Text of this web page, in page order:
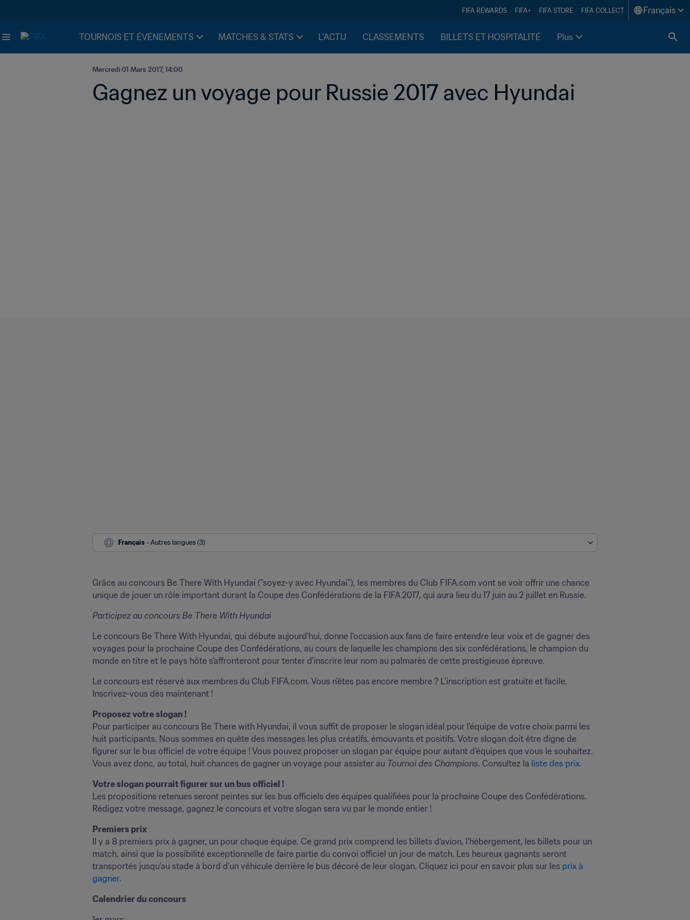
FIFA REWARDS FIFA+ FIFA STORE FIFA COLLECT Français
TOURNOIS ET ÉVÉNEMENTS MATCHES & STATS L'ACTU CLASSEMENTS BILLETS ET HOSPITALITÉ Plus
Mercredi 01 Mars 2017, 14:00
Gagnez un voyage pour Russie 2017 avec Hyundai
Français - Autres langues (3)
Grâce au concours Be There With Hyundai ("soyez-y avec Hyundai"), les membres du Club FIFA.com vont se voir offrir une chance
unique de jouer un rôle important durant la Coupe des Confédérations de la FIFA 2017, qui aura lieu du 17 juin au 2 juillet en Russie.
Participez au concours Be There With Hyundai
Le concours Be There With Hyundai, qui débute aujourd'hui, donne l'occasion aux fans de faire entendre leur voix et de gagner des
voyages pour la prochaine Coupe des Confédérations, au cours de laquelle les champions des six confédérations, le champion du
monde en titre et le pays hôte s'affronteront pour tenter d'inscrire leur nom au palmarès de cette prestigieuse épreuve.
Le concours est réservé aux membres du Club FIFA.com. Vous n'êtes pas encore membre ? L'inscription est gratuite et facile.
Inscrivez-vous dès maintenant !
Pour participer au concours Be There with Hyundai, il vous suffit de proposer le slogan idéal pour l'équipe de votre choix parmi les
huit participants. Nous sommes en quête des messages les plus créatifs, émouvants et positifs. Votre slogan doit être digne de
figurer sur le bus officiel de votre équipe ! Vous pouvez proposer un slogan par équipe pour autant d'équipes que vous le souhaitez.
Vous avez donc, au total, huit chances de gagner un voyage pour assister au Tournoi des Champions. Consultez la liste des prix.
Les propositions retenues seront peintes sur les bus officiels des équipes qualifiées pour la prochaine Coupe des Confédérations.
Rédigez votre message, gagnez le concours et votre slogan sera vu par le monde entier !
Il y a 8 premiers prix à gagner, un pour chaque équipe. Ce grand prix comprend les billets d'avion, l'hébergement, les billets pour un
match, ainsi que la possibilité exceptionnelle de faire partie du convoi officiel un jour de match. Les heureux gagnants seront
transportés jusqu'au stade à bord d'un véhicule derrière le bus décoré de leur slogan. Cliquez ici pour en savoir plus sur les prix à
gagner.
Calendrier du concours